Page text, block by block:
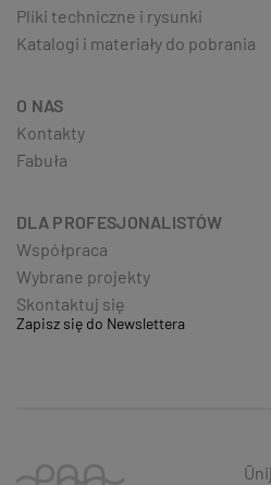
Pliki techniczne i rysunki
Katalogi i materiały do pobrania
O NAS
Kontakty
Fabuła
DLA PROFESJONALISTÓW
Współpraca
Wybrane projekty
Skontaktuj się
Zapisz się do Newslettera